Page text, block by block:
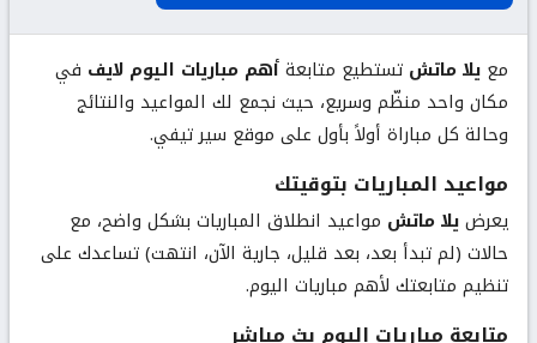
مع يلا ماتش تستطيع متابعةأهم مباريات اليوم لايف في
مكان واحد منظّم وسريع، حيث نجمع لك المواعيد والنتائج
وحالة كل مباراة أولاً بأول على موقع سير تيفي.
مواعيد المباريات بتوقيتك
يعرضيلا ماتش مواعيد انطلاق المباريات بشكل واضح، مع
حالات (لم تبدأ بعد، بعد قليل، جارية الآن، انتهت) تساعدك على
تنظيم متابعتك لأهم مباريات اليوم.
متابعة مباريات اليوم بث مباشر